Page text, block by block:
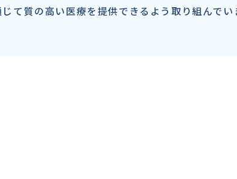
て質の高い医療を提供できるよう取り組んでい